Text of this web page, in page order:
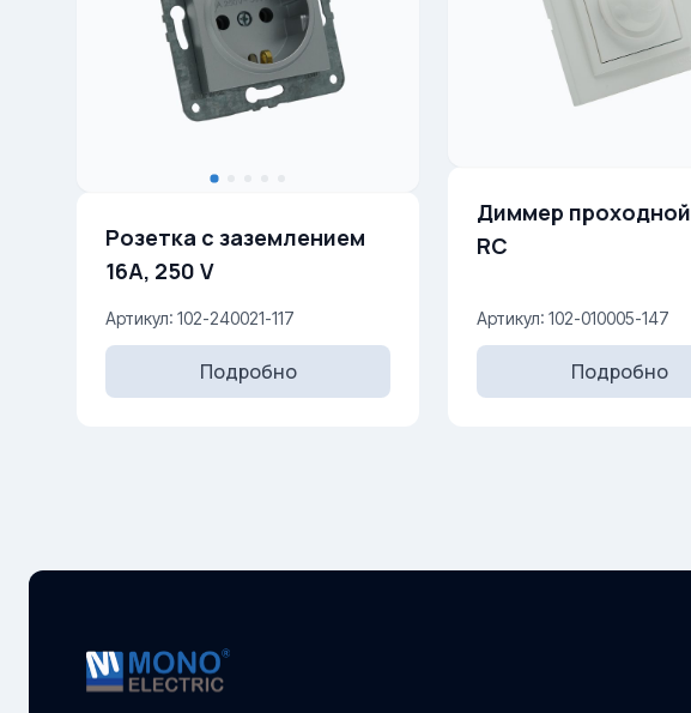
Розетка с заземлением
16A, 250 V
Артикул: 102-240021-117
Подробно
Диммер проходной 300W
RC
Артикул: 102-010005-147
Подробно